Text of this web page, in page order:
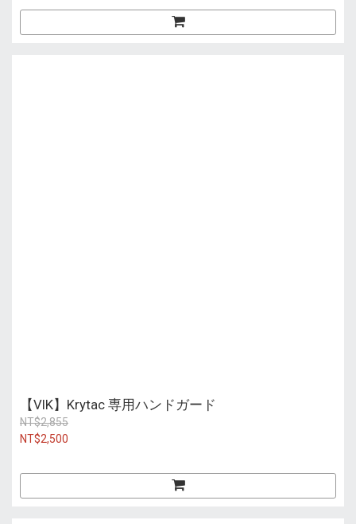
【VIK】Krytac 専用ハンドガード
NT$2,855
NT$2,500